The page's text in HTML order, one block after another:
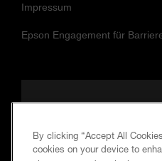
Impressum
Epson Engagement für
By clicking “Accept All
cookies on your device to